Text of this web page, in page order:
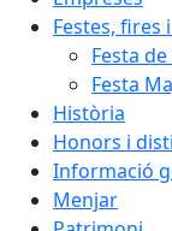
Festes, fires
Festa
Festa
Història
Honors i
Informació
Menjar